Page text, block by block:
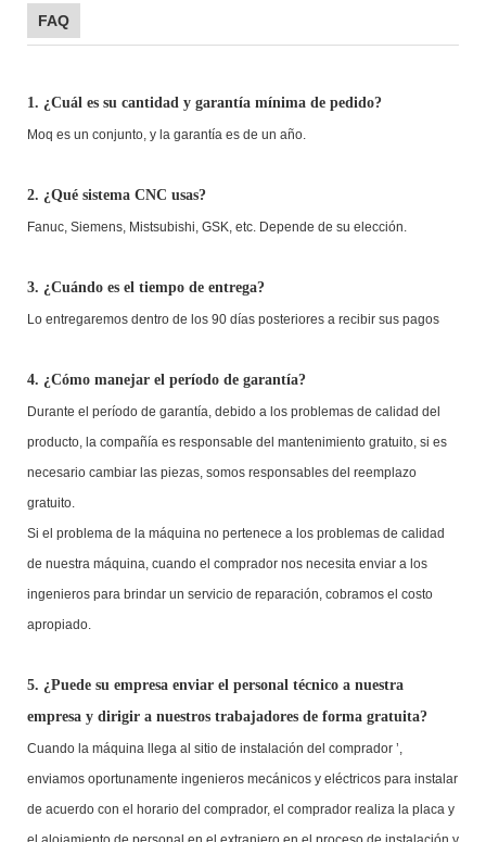
FAQ
1. ¿Cuál es su cantidad y garantía mínima de pedido?
Moq es un conjunto, y la garantía es de un año.
2. ¿Qué sistema CNC usas?
Fanuc, Siemens, Mistsubishi, GSK, etc. Depende de su elección.
3. ¿Cuándo es el tiempo de entrega?
Lo entregaremos dentro de los 90 días posteriores a recibir sus pagos
4. ¿Cómo manejar el período de garantía?
Durante el período de garantía, debido a los problemas de calidad del
producto, la compañía es responsable del mantenimiento gratuito, si es
necesario cambiar las piezas, somos responsables del reemplazo
gratuito.
Si el problema de la máquina no pertenece a los problemas de calidad
de nuestra máquina, cuando el comprador nos necesita enviar a los
ingenieros para brindar un servicio de reparación, cobramos el costo
apropiado.
5. ¿Puede su empresa enviar el personal técnico a nuestra
empresa y dirigir a nuestros trabajadores de forma gratuita?
Cuando la máquina llega al sitio de instalación del comprador ’,
enviamos oportunamente ingenieros mecánicos y eléctricos para instalar
de acuerdo con el horario del comprador, el comprador realiza la placa y